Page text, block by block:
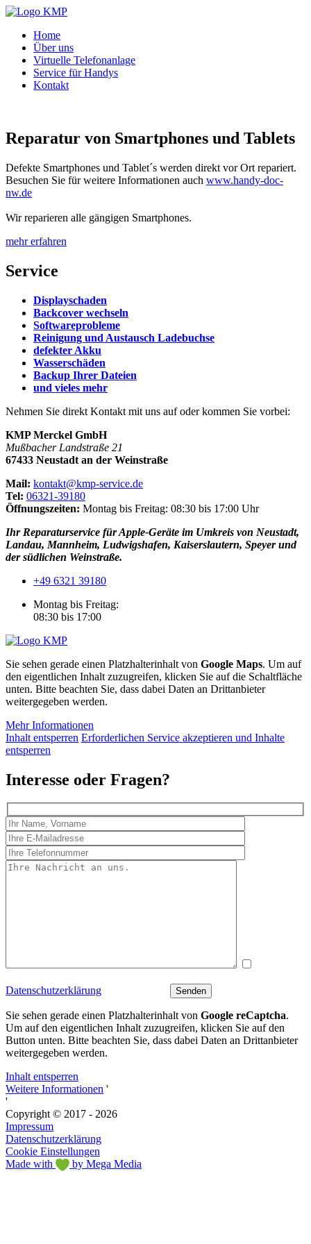
Home
Über uns
Virtuelle Telefonanlage
Service für Handys
Kontakt
Reparatur von Smartphones und Tablets
Defekte Smartphones und Tablet´s werden direkt vor Ort repariert.
Besuchen Sie für weitere Informationen auch www.handy-doc-
nw.de
Wir reparieren alle gängigen Smartphones.
mehr erfahren
Service
Displayschaden
Backcover wechseln
Softwareprobleme
Reinigung und Austausch Ladebuchse
defekter Akku
Wasserschäden
Backup Ihrer Dateien
und vieles mehr
Nehmen Sie direkt Kontakt mit uns auf oder kommen Sie vorbei:
KMP Merckel GmbH
Mußbacher Landstraße 21
67433 Neustadt an der Weinstraße
Mail: kontakt@kmp-service.de
Tel: 06321-39180
Öffnungszeiten: Montag bis Freitag: 08:30 bis 17:00 Uhr
Ihr Reparaturservice für Apple-Geräte im Umkreis von Neustadt,
Landau, Mannheim, Ludwigshafen, Kaiserslautern, Speyer und
der südlichen Weinstraße.
+49 6321 39180
Montag bis Freitag:
08:30 bis 17:00
Sie sehen gerade einen Platzhalterinhalt von Google Maps. Um auf
den eigentlichen Inhalt zuzugreifen, klicken Sie auf die Schaltfläche
unten. Bitte beachten Sie, dass dabei Daten an Drittanbieter
weitergegeben werden.
Mehr Informationen
Inhalt entsperren Erforderlichen Service akzeptieren und Inhalte
entsperren
Interesse oder Fragen?
Datenschutzerklärung
Sie sehen gerade einen Platzhalterinhalt von Google reCaptcha.
Um auf den eigentlichen Inhalt zuzugreifen, klicken Sie auf den
Button unten. Bitte beachten Sie, dass dabei Daten an Drittanbieter
weitergegeben werden.
Inhalt entsperren
Weitere Informationen '
'
Copyright © 2017 - 2026
Impressum
Datenschutzerklärung
Cookie Einstellungen
Made with
by Mega Media